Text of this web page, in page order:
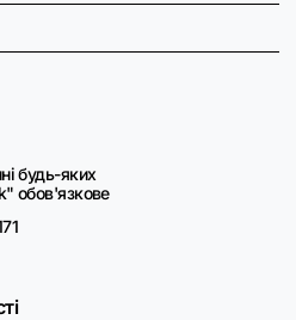
будь-яких
обов'язкове